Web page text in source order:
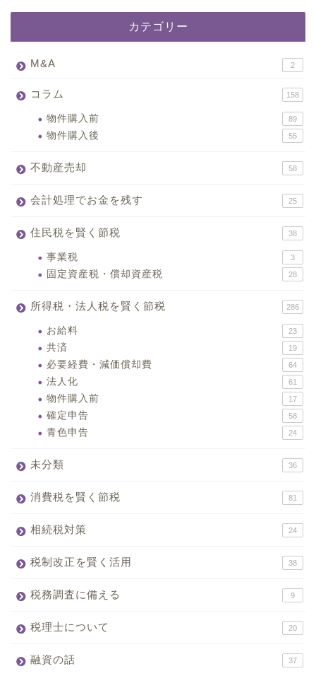
カテゴリー
M&A 2
コラム 158
物件購入前 89
物件購入後 55
不動産売却 58
会計処理でお金を残す 25
住民税を賢く節税 38
事業税 3
固定資産税・償却資産税 28
所得税・法人税を賢く節税 286
お給料 23
共済 19
必要経費・減価償却費 64
法人化 61
物件購入前 17
確定申告 58
青色申告 24
未分類 36
消費税を賢く節税 81
相続税対策 24
税制改正を賢く活用 38
税務調査に備える 9
税理士について 20
融資の話 37